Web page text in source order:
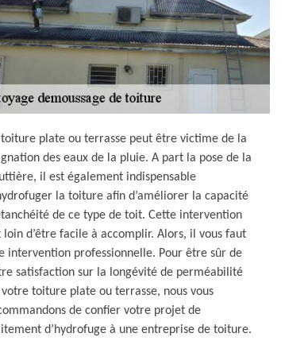
toiture plate ou terrasse peut être victime de la
des eaux de la pluie. A part la pose de la
il est également indispensable
la toiture afin d’améliorer la capacité
de ce type de toit. Cette intervention
loin d’être facile à accomplir. Alors, il vous faut
intervention professionnelle. Pour être sûr de
satisfaction sur la longévité de perméabilité
toiture plate ou terrasse, nous vous
de confier votre projet de
d’hydrofuge à une entreprise de toiture.